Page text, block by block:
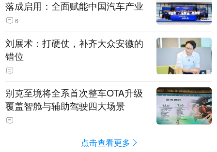
落成启用：全面赋能中国汽车产业
6
刘展术：打硬仗，补齐大众安徽的
错位
别克至境将全系首次整车OTA升级
覆盖智舱与辅助驾驶四大场景
点击查看更多